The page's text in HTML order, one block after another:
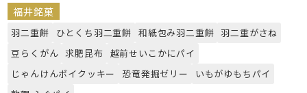
福井銘菓
羽二重餅 ひとくち羽二重餅 和紙包み羽二重餅 羽二重がさね
豆らくがん 求肥昆布 越前せいこかにパイ
じゃんけんポイクッキー
恐竜発掘ゼリー
いもがゆもちパイ